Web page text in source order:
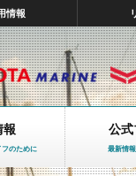
情報
報
のために
公式
最新情